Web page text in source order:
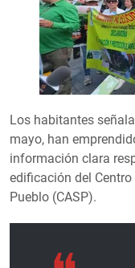
Los habitantes
mayo, han
información clara
edificación del
Pueblo (CASP).